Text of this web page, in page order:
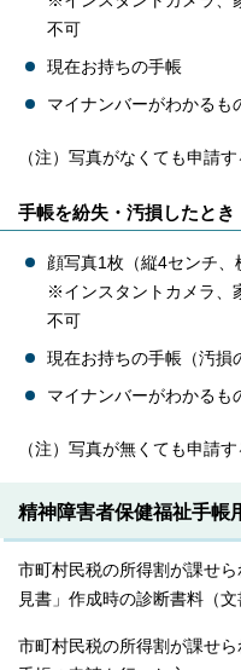
不可
現在お持ちの手帳
マイナンバーがわかるも
（注）写真がなくても申請
手帳を紛失・汚損したとき
顔写真1枚（縦4センチ、
※インスタントカメラ、
不可
現在お持ちの手帳（汚損
マイナンバーがわかるも
（注）写真が無くても申請
精神障害者保健福祉手帳
市町村民税の所得割が課せ
見書」作成時の診断書料（
市町村民税の所得割が課せ